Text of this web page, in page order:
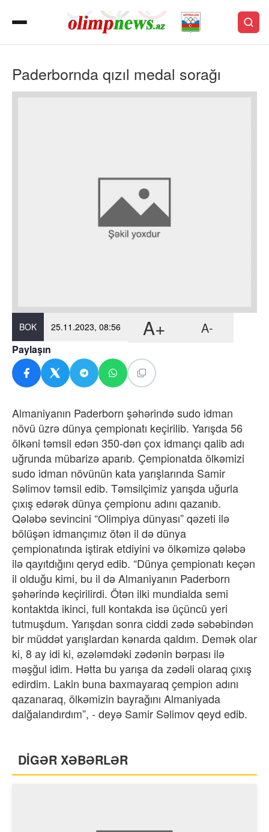
Paderbornda qızıl medal sorağı
BOK 25.11.2023, 08:56 A+ A-
Paylaşın
Almaniyanın Paderborn şəhərində sudo idman
növü üzrə dünya çempionatı keçirilib. Yarışda 56
ölkəni təmsil edən 350-dən çox idmançı qalib adı
uğrunda mübarizə aparıb. Çempionatda ölkəmizi
sudo idman növünün kata yarışlarında Samir
Səlimov təmsil edib. Təmsilçimiz yarışda uğurla
çıxış edərək dünya çempionu adını qazanıb.
Qələbə sevincini “Olimpiya dünyası” qəzeti ilə
bölüşən idmançımız ötən il də dünya
çempionatında iştirak etdiyini və ölkəmizə qələbə
ilə qayıtdığını qeryd edib. “Dünya çempionatı keçən
il olduğu kimi, bu il də Almaniyanın Paderborn
şəhərində keçirilirdi. Ötən ilki mundialda semi
kontaktda ikinci, full kontakda isə üçüncü yeri
tutmuşdum. Yarışdan sonra ciddi zədə səbəbindən
bir müddət yarışlardan kənarda qaldım. Demək olar
ki, 8 ay idi ki, əzələmdəki zədənin bərpası ilə
məşğul idim. Hətta bu yarışa da zədəli olaraq çıxış
edirdim. Lakin buna baxmayaraq çempion adını
qazanaraq, ölkəmizin bayrağını Almaniyada
dalğalandırdım”, - deyə Samir Səlimov qeyd edib.
DİGƏR XƏBƏRLƏR